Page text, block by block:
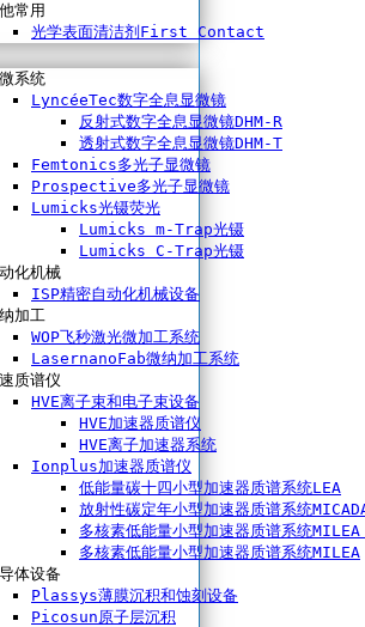
常用
光学表面清洁剂First Contact
系统
LyncéeTec数字全息显微镜
反射式数字全息显微镜DHM-R
透射式数字全息显微镜DHM-T
Femtonics多光子显微镜
Prospective多光子显微镜
Lumicks光镊荧光
Lumicks m-Trap光镊
Lumicks C-Trap光镊
化机械
ISP精密自动化机械设备
加工
WOP飞秒激光微加工系统
LasernanoFab微纳加工系统
质谱仪
HVE离子束和电子束设备
HVE加速器质谱仪
HVE离子加速器系统
Ionplus加速器质谱仪
低能量碳十四小型加速器质谱系统LEA
放射性碳定年小型加速器质谱系统
多核素低能量小型加速器质谱系统
多核素低能量小型加速器质谱系统MILEA
体设备
Plassys薄膜沉积和蚀刻设备
Picosun原子层沉积